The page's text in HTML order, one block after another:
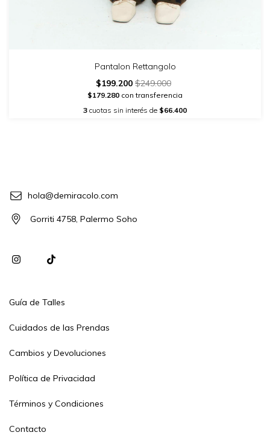
Pantalon Rettangolo
$199.200 $249.000
$179.280 con transferencia
3 cuotas sin interés de $66.400
hola@demiracolo.com
Gorriti 4758, Palermo Soho
Guía de Talles
Cuidados de las Prendas
Cambios y Devoluciones
Política de Privacidad
Términos y Condiciones
Contacto